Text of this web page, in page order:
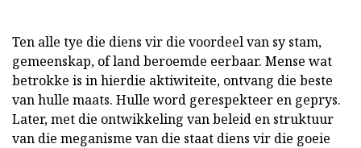
Ten alle tye die diens vir die voordeel van sy stam,
gemeenskap, of land beroemde eerbaar. Mense wat
betrokke is in hierdie aktiwiteite, ontvang die beste
van hulle maats. Hulle word gerespekteer en geprys.
Later, met die ontwikkeling van beleid en struktuur
van die meganisme van die staat diens vir die goeie